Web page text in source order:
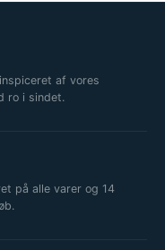
af vores
ro i sindet.
på alle varer og 14